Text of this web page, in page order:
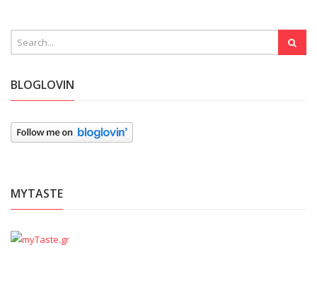
BLOGLOVIN
MYTASTE